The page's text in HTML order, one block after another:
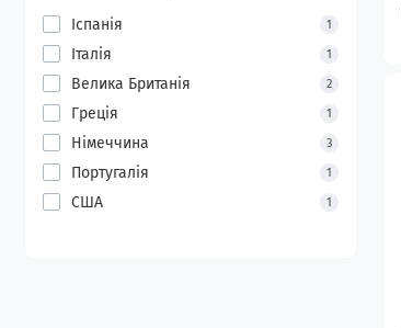
Іспанія 1
Італія 1
Велика Британія 2
Греція 1
Німеччина 3
Португалія 1
США 1